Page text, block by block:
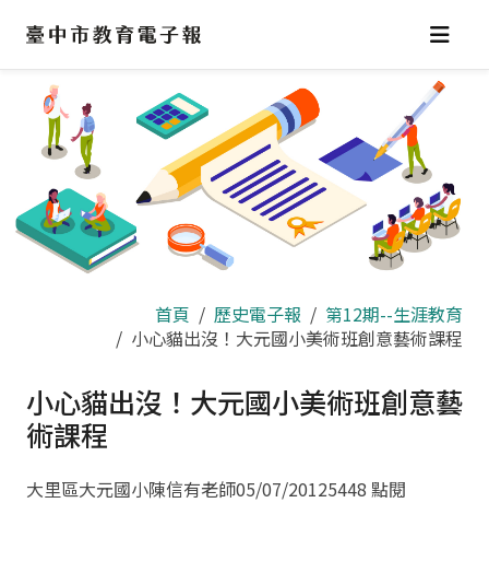
區
首頁 歷史電子報
第12期--生涯教育
小心貓出沒！大元國小美術班創意藝術課程
小心貓出沒！大元國小美術班創意藝
術課程
大里區大元國小陳信有老師05/07/20125448 點閱